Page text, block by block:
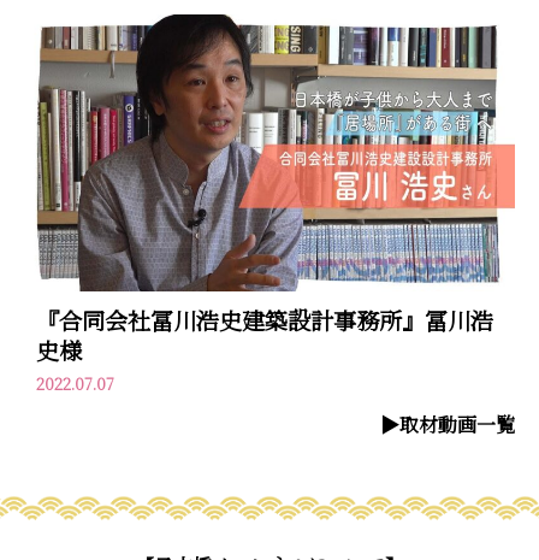
『合同会社冨川浩史建築設計事務所』冨川浩
史様
2022.07.07
▶︎取材動画一覧